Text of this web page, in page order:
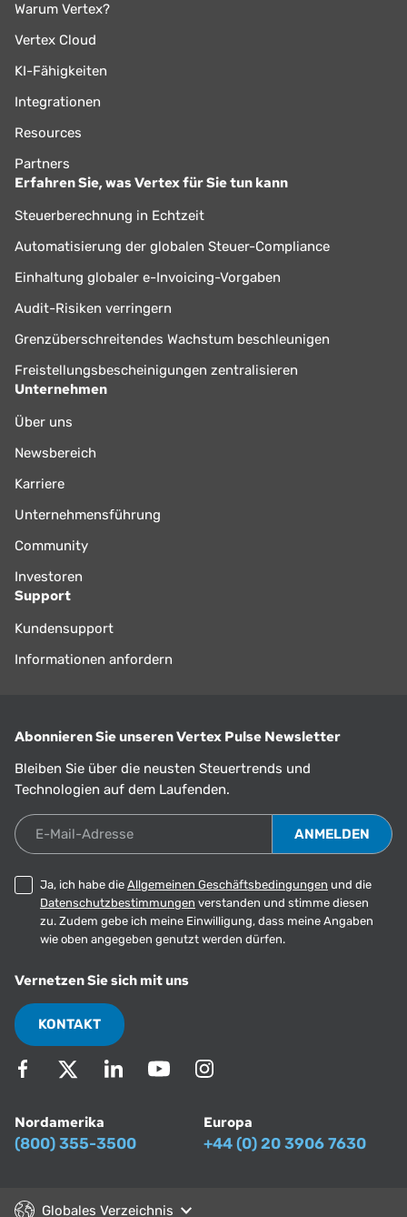
Warum Vertex?
Vertex Cloud
KI-Fähigkeiten
Integrationen
Resources
Partners
Erfahren Sie, was Vertex für Sie tun kann
Steuerberechnung in Echtzeit
Automatisierung der globalen Steuer-Compliance
Einhaltung globaler e-Invoicing-Vorgaben
Audit-Risiken verringern
Grenzüberschreitendes Wachstum beschleunigen
Freistellungsbescheinigungen zentralisieren
Unternehmen
Über uns
Newsbereich
Karriere
Unternehmensführung
Community
Investoren
Support
Kundensupport
Informationen anfordern
Abonnieren Sie unseren Vertex Pulse Newsletter
Bleiben Sie über die neusten Steuertrends und
Technologien auf dem Laufenden.
E-Mail-Adresse
Ja, ich habe die Allgemeinen Geschäftsbedingungen und die
Datenschutzbestimmungen verstanden und stimme diesen
zu. Zudem gebe ich meine Einwilligung, dass meine Angaben
wie oben angegeben genutzt werden dürfen.
Vernetzen Sie sich mit uns
KONTAKT
Nordamerika
(800) 355-3500
Europa
+44 (0) 20 3906 7630
Globales Verzeichnis